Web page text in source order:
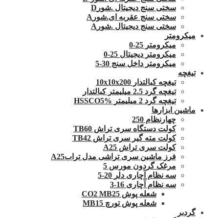
سختی سنج دیجیتال .شورD
سختی سنج عقربه ای.شورA
سختی سنج دیجیتال .شورA
میکرومتر
میکرومتر 25-0
میکرومتر دیجیتال 25-0
میکرومتر داخل سنج 30-5
تیغچه
تیغچه کبالتدار 10x10x200
تیغچه گرد 2.5 میلیمتر کبالتدار
تیغچه گرد 2 میلیمتر HSSCO5%
ماشین ابزارها
چهارنظام 250
کولت دستگاه سری تراش TB60
کولت مته گیر سری تراش TB42
کولت سری تراش A25
فرز ماشین سری تراشی مدل ترابA25
مرغک گردون مورس 5
سه نظام آچاری دلر 20-5
سه نظام آچاری 16-3
شعله پوش CO2 MB25
شعله پوش تورچ MB15
گردبر